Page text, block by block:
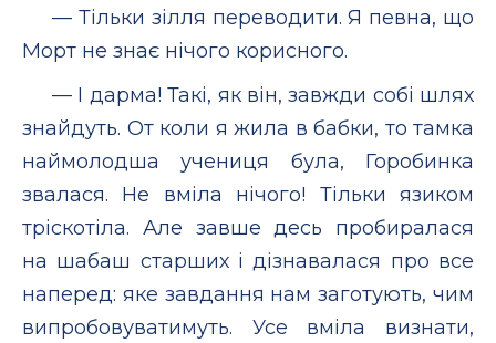
— Тільки зілля переводити. Я певна, що
Морт не знає нічого корисного.
— І дарма! Такі, як він, завжди собі шлях
знайдуть. От коли я жила в бабки, то тамка
наймолодша учениця була, Горобинка
звалася. Не вміла нічого! Тільки язиком
тріскотіла. Але завше десь пробиралася
на шабаш старших і дізнавалася про все
наперед: яке завдання нам заготують, чим
випробовуватимуть. Усе вміла визнати,